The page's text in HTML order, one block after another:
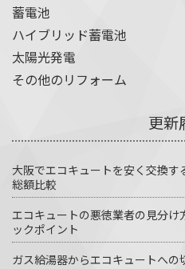
蓄電池
ハイブリッド蓄電池
太陽光発電
その他のリフォーム
更新
大阪でエコキュートを安く交換す
総額比較
エコキュートの悪徳業者の見分け
ックポイント
ガス給湯器からエコキュートへ